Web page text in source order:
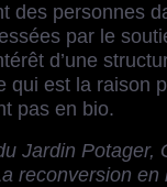
des personnes
par le
d’une
qui est la raison
pas en bio.
Jardin Potager,
reconversion en